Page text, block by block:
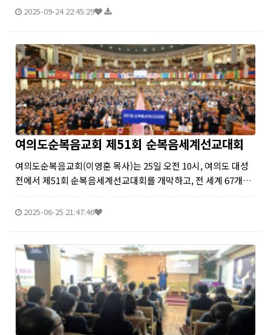
2025-09-24 22:45:29
여의도순복음교회 제51회 순복음세계선교대회
여의도순복음교회(이영훈 목사)는 25일 오전 10시, 여의도 대성
전에서 제51회 순복음세계선교대회를 개막하고, 전 세계 67개국
화의 사명을 다시금 되새기는 시간을 가졌다.
2025-06-25 21:47:46